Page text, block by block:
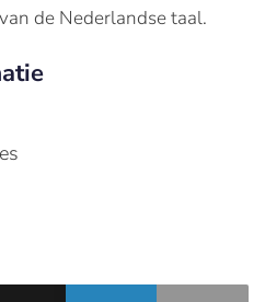
de Nederlandse taal.